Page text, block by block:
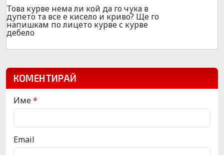
Това курве нема ли кой да го чука в
дупето та все е кисело и криво? Ще го
напишкам по лицето курве с курве
дебело
КОМЕНТИРАЙ
Име*
Email